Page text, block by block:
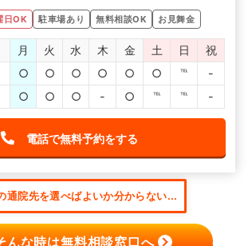
日OK 駐車場あり 無料相談OK お見舞金
月 火 水 木 金 土 日
祝
○ ○ ○ ○ ○ ○ ℡
-
○ ○ ○ - ○ ℡ ℡ -
電話で無料予約をする
通院先を選べばよいか分からない...
んな時は無料相談窓口へ